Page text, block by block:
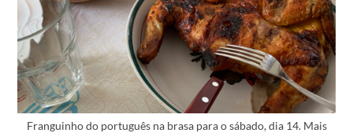
Franguinho do português na brasa para o sábado, dia 14. Mais